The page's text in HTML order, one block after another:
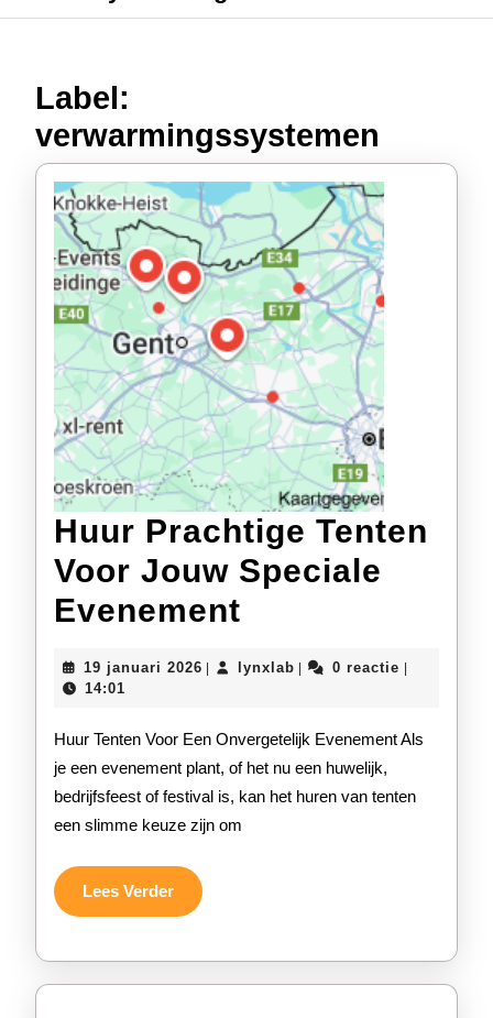
Label:
verwarmingssystemen
Huur Prachtige Tenten
Voor Jouw Speciale
Evenement
Tenten
Voor
Jouw
Speciale
19 januari 2026 19
lynxlablynxlab0 reactie
14:01
Huur Tenten Voor Een Onvergetelijk Evenement Als
je een evenement plant, of het nu een huwelijk,
bedrijfsfeest of festival is, kan het huren van tenten
een slimme keuze zijn om
Lees VerderLees
Verder